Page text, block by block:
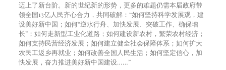
迈上了新台阶。新的世纪新的形势，更多的难题仍需本届政府带
领全国13亿人民齐心合力，共同破解：“如何坚持科学发展观，建
设美好新中国；如何“逆水行舟、加快发展、突破工作、确保增
长”；如何走新型工业化道路；如何建设新农村，繁荣农村经济；
如何支持民营经济发展；如何建立健全社会保障体系；如何扩大
农民工返乡再就业；如何改善全国人民生活；如何坚定信心，加
快发展，奋力推进美好新中国建设……”